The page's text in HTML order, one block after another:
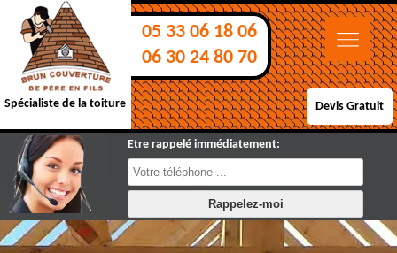
Spécialiste de la toiture
05 33 06 18 06
06 30 24 80 70
Devis Gratuit
Etre rappelé immédiatement: